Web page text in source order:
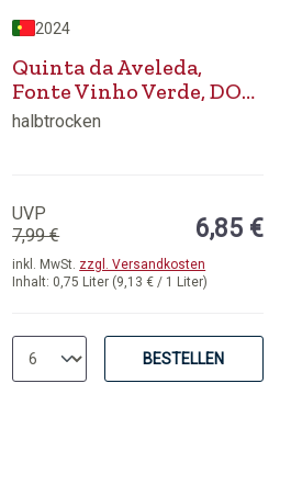
2024
Quinta da Aveleda,
Fonte Vinho Verde, DOC
Vinho Verde
halbtrocken
Inhalt: 0,75 Liter (9,13 € / 1 Liter)
inkl. MwSt. zzgl. Versandkosten
UVP
7,99 €
6,85 €
BESTELLEN